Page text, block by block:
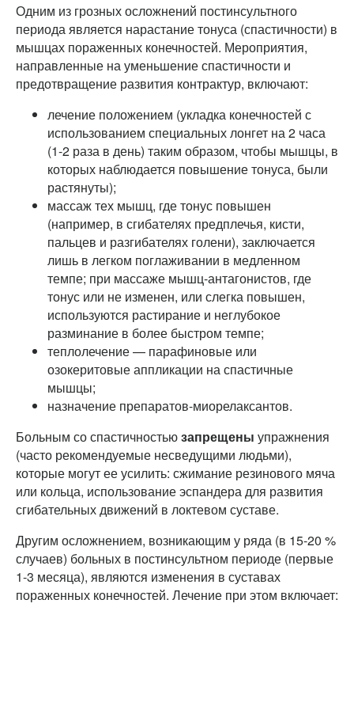
Одним из грозных осложнений постинсультного
периода является нарастание тонуса (спастичности) в
мышцах пораженных конечностей. Мероприятия,
направленные на уменьшение спастичности и
предотвращение развития контрактур, включают:
лечение положением (укладка конечностей с
использованием специальных лонгет на 2 часа
(1-2 раза в день) таким образом, чтобы мышцы, в
которых наблюдается повышение тонуса, были
растянуты);
массаж тех мышц, где тонус повышен
(например, в сгибателях предплечья, кисти,
пальцев и разгибателях голени), заключается
лишь в легком поглаживании в медленном
темпе; при массаже мышц-антагонистов, где
тонус или не изменен, или слегка повышен,
используются растирание и неглубокое
разминание в более быстром темпе;
теплолечение — парафиновые или
озокеритовые аппликации на спастичные
мышцы;
назначение препаратов-миорелаксантов.
Больным со спастичностьюзапрещены упражнения
(часто рекомендуемые несведущими людьми),
которые могут ее усилить: сжимание резинового мяча
или кольца, использование эспандера для развития
сгибательных движений в локтевом суставе.
Другим осложнением, возникающим у ряда (в 15-20 %
случаев) больных в постинсультном периоде (первые
1-3 месяца), являются изменения в суставах
пораженных конечностей. Лечение при этом включает: